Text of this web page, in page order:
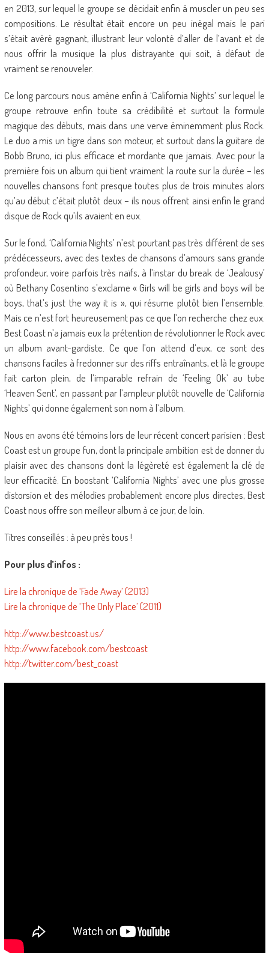
en 2013, sur lequel le groupe se décidait enfin à muscler un peu ses
compositions. Le résultat était encore un peu inégal mais le pari
s’était avéré gagnant, illustrant leur volonté d’aller de l’avant et de
nous offrir la musique la plus distrayante qui soit, à défaut de
vraiment se renouveler.
Ce long parcours nous amène enfin à ‘California Nights’ sur lequel le
groupe retrouve enfin toute sa crédibilité et surtout la formule
magique des débuts, mais dans une verve éminemment plus Rock.
Le duo a mis un tigre dans son moteur, et surtout dans la guitare de
Bobb Bruno, ici plus efficace et mordante que jamais. Avec pour la
première fois un album qui tient vraiment la route sur la durée – les
nouvelles chansons font presque toutes plus de trois minutes alors
qu’au début c’était plutôt deux – ils nous offrent ainsi enfin le grand
disque de Rock qu’ils avaient en eux.
Sur le fond, ‘California Nights’ n’est pourtant pas très différent de ses
prédécesseurs, avec des textes de chansons d’amours sans grande
profondeur, voire parfois très naïfs, à l’instar du break de ‘Jealousy’
où Bethany Cosentino s’exclame « Girls will be girls and boys will be
boys, that’s just the way it is », qui résume plutôt bien l’ensemble.
Mais ce n’est fort heureusement pas ce que l’on recherche chez eux.
Best Coast n’a jamais eux la prétention de révolutionner le Rock avec
un album avant-gardiste. Ce que l’on attend d’eux, ce sont des
chansons faciles à fredonner sur des riffs entraînants, et là le groupe
fait carton plein, de l’imparable refrain de ‘Feeling Ok’ au tube
‘Heaven Sent’, en passant par l’ampleur plutôt nouvelle de ‘California
Nights’ qui donne également son nom à l’album.
Nous en avons été témoins lors de leur récent concert parisien : Best
Coast est un groupe fun, dont la principale ambition est de donner du
plaisir avec des chansons dont la légèreté est également la clé de
leur efficacité. En boostant ‘California Nights’ avec une plus grosse
distorsion et des mélodies probablement encore plus directes, Best
Coast nous offre son meilleur album à ce jour, de loin.
Titres conseillés : à peu près tous !
Pour plus d’infos :
Lire la chronique de ‘Fade Away’ (2013)
Lire la chronique de ‘The Only Place’ (2011)
http://www.bestcoast.us/
http://www.facebook.com/bestcoast
http://twitter.com/best_coast